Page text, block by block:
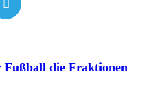
Fußball die Fraktionen